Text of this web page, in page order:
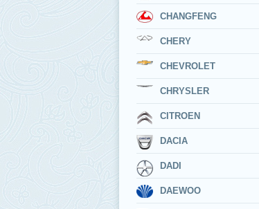
CHANGFENG
CHERY
CHEVROLET
CHRYSLER
CITROEN
DACIA
DADI
DAEWOO